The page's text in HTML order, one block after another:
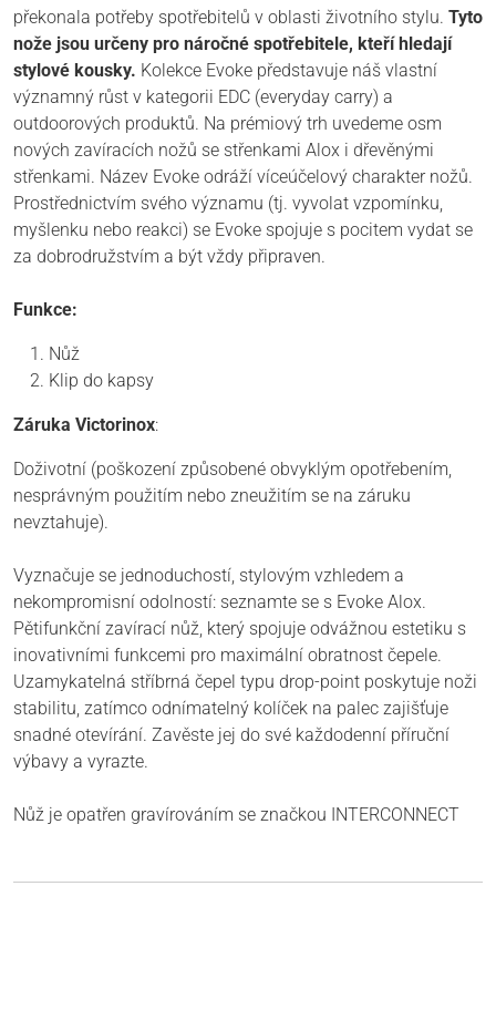
překonala potřeby spotřebitelů v oblasti životního stylu. Tyto
nože jsou určeny pro náročné spotřebitele, kteří hledají
stylové kousky. Kolekce Evoke představuje náš vlastní
významný růst v kategorii EDC (everyday carry) a
outdoorových produktů. Na prémiový trh uvedeme osm
nových zavíracích nožů se střenkami Alox i dřevěnými
střenkami. Název Evoke odráží víceúčelový charakter nožů.
Prostřednictvím svého významu (tj. vyvolat vzpomínku,
myšlenku nebo reakci) se Evoke spojuje s pocitem vydat se
za dobrodružstvím a být vždy připraven.
Funkce:
Nůž
Klip do kapsy
Záruka Victorinox:
Doživotní (poškození způsobené obvyklým opotřebením,
nesprávným použitím nebo zneužitím se na záruku
nevztahuje).
Vyznačuje se jednoduchostí, stylovým vzhledem a
nekompromisní odolností: seznamte se s Evoke Alox.
Pětifunkční zavírací nůž, který spojuje odvážnou estetiku s
inovativními funkcemi pro maximální obratnost čepele.
Uzamykatelná stříbrná čepel typu drop-point poskytuje noži
stabilitu, zatímco odnímatelný kolíček na palec zajišťuje
snadné otevírání. Zavěste jej do své každodenní příruční
výbavy a vyrazte.
Nůž je opatřen gravírováním se značkou INTERCONNECT